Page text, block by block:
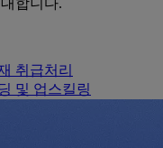
합니다.
취급처리
및 업스킬링